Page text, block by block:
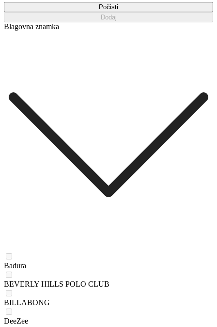
Počisti
Dodaj
Blagovna znamka
Badura
BEVERLY HILLS POLO CLUB
BILLABONG
DeeZee